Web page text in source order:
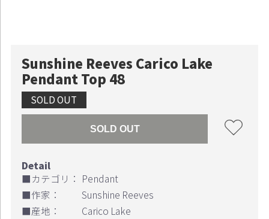
Sunshine Reeves Carico Lake
Pendant Top 48
SOLD OUT
SOLD OUT
■カテゴリ： Pendant
■作家：
Sunshine Reeves
■産地：
Carico Lake
お買い物を続ける カートへ進む